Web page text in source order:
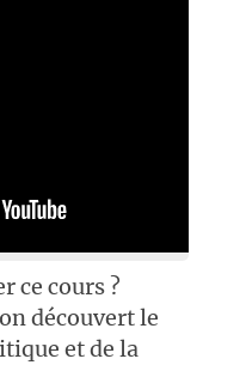
ce cours ?
découvert le
et de la